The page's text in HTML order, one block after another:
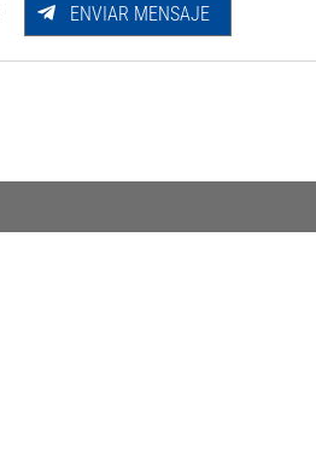
ENVIAR MENSAJE